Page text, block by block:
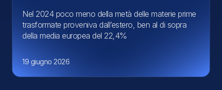
Nel 2024 poco meno della metà delle materie prime
trasformate proveniva dall’estero, ben al di sopra
della media europea del 22,4%
19 giugno 2026